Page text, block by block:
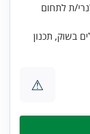
ת לתחום
בשוק, תכנון
⚠